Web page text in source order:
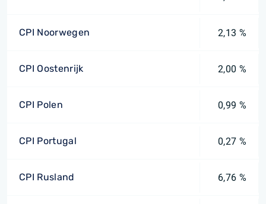
CPI Noorwegen 2,13 %
CPI Oostenrijk 2,00 %
CPI Polen 0,99 %
CPI Portugal 0,27 %
CPI Rusland 6,76 %